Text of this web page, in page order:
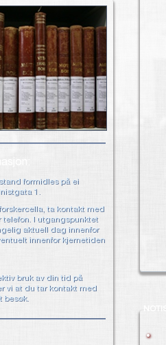
formidles på ei
1.
ta kontakt med
telefon. I utgangspunktet
aktuell dag innenfor
innenfor kjernetiden
bruk av din tid på
vi at du tar kontakt med
besøk.